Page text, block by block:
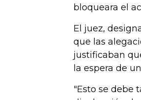
bloqueara el
El juez,
que las
justificaban
la espera de
"Esto se debe